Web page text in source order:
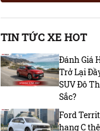
TIN TỨC XE HOT
Đánh Giá
Trở Lại
SUV Đô
Sắc?
Ford
hạng C